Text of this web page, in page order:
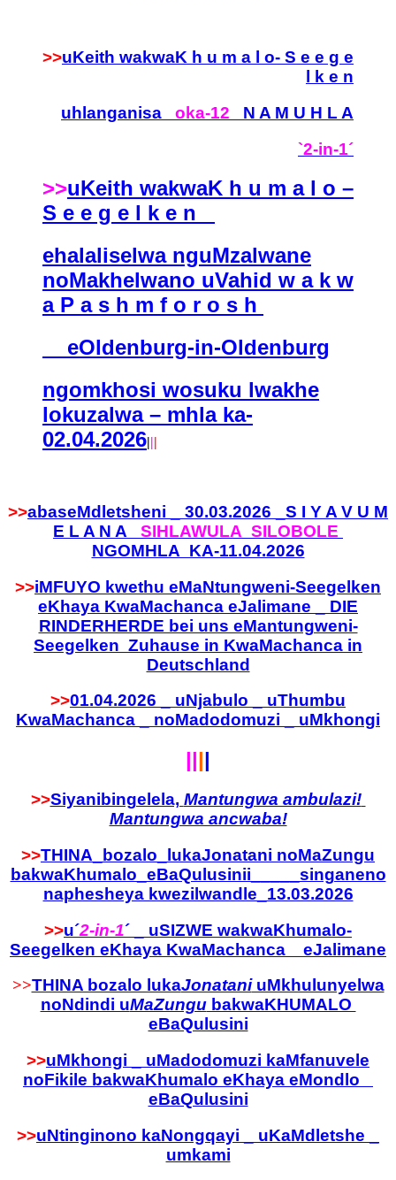
>>uKeith wakwaK h u m a l o- S e e g e
l k e n
uhlanganisa oka-12 N A M U H L A
`2-in-1´
>>uKeith wakwaK h u m a l o –
S e e g e l k e n
ehalaliselwa nguMzalwane
noMakhelwano uVahid w a k w
a P a s h m f o r o s h
eOldenburg-in-Oldenburg
ngomkhosi wosuku lwakhe
lokuzalwa – mhla ka-
02.04.2026|||
>>abaseMdletsheni _ 30.03.2026 _S I Y A V U M
E L A N A SIHLAWULA SILOBOLE
NGOMHLA KA-11.04.2026
>>iMFUYO kwethu eMaNtungweni-Seegelken
eKhaya KwaMachanca eJalimane _ DIE
RINDERHERDE bei uns eMantungweni-
Seegelken Zuhause in KwaMachanca in
Deutschland
>>01.04.2026 _ uNjabulo _ uThumbu
KwaMachanca _ noMadodomuzi _ uMkhongi
||||
>>Siyanibingelela, Mantungwa ambulazi!
Mantungwa ancwaba!
>>THINA_bozalo_lukaJonatani noMaZungu
bakwaKhumalo_eBaQulusinii_____singaneno
naphesheya kwezilwandle_13.03.2026
>>u´2-in-1´ _ uSIZWE wakwaKhumalo-
Seegelken eKhaya KwaMachanca eJalimane
>>THINA bozalo lukaJonataniuMkhulunyelwa
noNdindi uMaZungubakwaKHUMALO
eBaQulusini
>>uMkhongi _ uMadodomuzi kaMfanuvele
noFikile bakwaKhumalo eKhaya eMondlo
eBaQulusini
>>uNtinginono kaNongqayi _ uKaMdletshe _
umkami